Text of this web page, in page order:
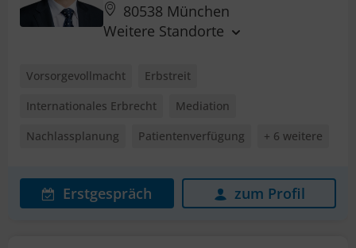
80538 München
Weitere Standorte
Vorsorgevollmacht
Erbstreit
Internationales Erbrecht
Mediation
Nachlassplanung
Patientenverfügung + 6 weitere
Erstgespräch zum Profil